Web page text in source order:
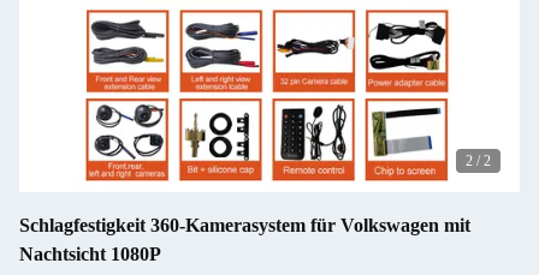
2 / 2
Schlagfestigkeit 360-Kamerasystem für Volkswagen mit
Nachtsicht 1080P